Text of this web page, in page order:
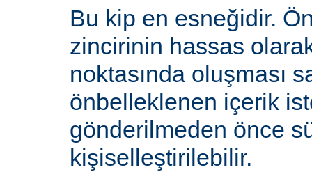
Bu kip en esneğidir.
zincirinin hassas
noktasında oluşması
önbelleklenen içerik
gönderilmeden önce
kişiselleştirilebilir.